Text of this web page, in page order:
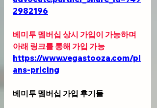
2982196
베미투 멤버십 상시 가입이 가능하며
아래 링크를 통해 가입 가능
https://www.vegastooza.com/pl
ans-pricing
베미투 멤버십 가입 후기들